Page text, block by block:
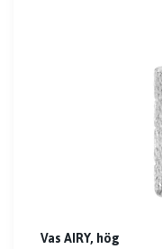
Vas AIRY, hög